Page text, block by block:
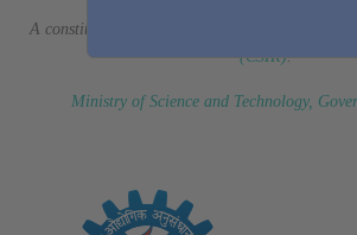
A constituent laboratory of
Council of
(CSIR).
Ministry of Science and Technology,